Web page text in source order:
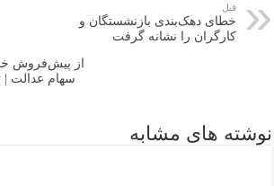
قبل
خطای دهک‌بندی بازنشستگان و
کارگران را نشانه گرفت
از پیش‌فروش
سهام عدالت |
نوشته های مشابه